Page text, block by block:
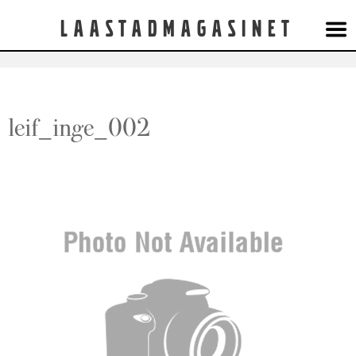
Laastadmagasinet
leif_inge_002